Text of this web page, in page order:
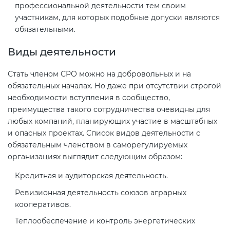
профессиональной деятельности тем своим
участникам, для которых подобные допуски являются
обязательными.
Виды деятельности
Стать членом СРО можно на добровольных и на
обязательных началах. Но даже при отсутствии строгой
необходимости вступления в сообщество,
преимущества такого сотрудничества очевидны для
любых компаний, планирующих участие в масштабных
и опасных проектах. Список видов деятельности с
обязательным членством в саморегулируемых
организациях выглядит следующим образом:
Кредитная и аудиторская деятельность.
Ревизионная деятельность союзов аграрных
кооперативов.
Теплообеспечение и контроль энергетических